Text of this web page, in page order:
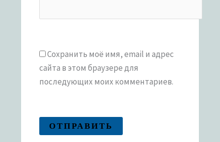
Сохранить моё имя, email и адрес
сайта в этом браузере для
последующих моих комментариев.